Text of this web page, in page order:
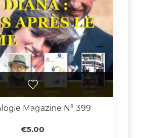
Magazine N° 399
€5.00